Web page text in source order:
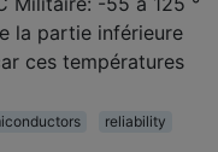
la partie inférieure
ces températures
reliability